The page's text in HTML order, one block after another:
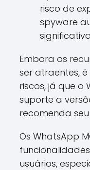
risco de
spyware
Embora os
ser atraentes,
riscos, já que o
suporte a
recomenda seu
Os WhatsApp
usuários,